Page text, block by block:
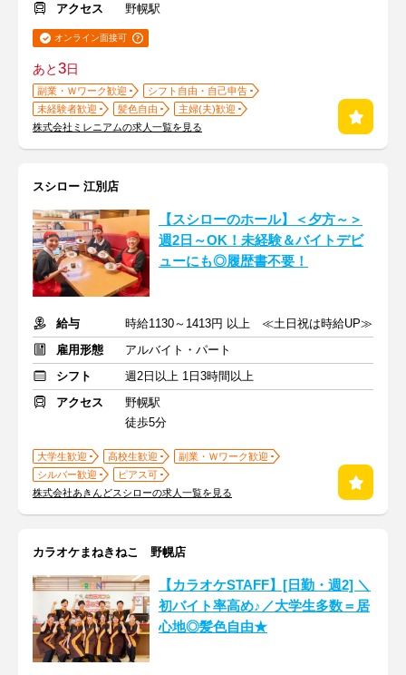
アクセス
野幌駅
オンライン面接可
あと3日
副業・Ｗワーク歓迎
シフト自由・自己申告
未経験者歓迎
髪色自由
主婦(夫)歓迎
株式会社ミレニアムの求人一覧を見る
スシロー 江別店
【スシローのホール】＜夕方～＞
週2日～OK！未経験＆バイトデビ
ューにも◎履歴書不要！
給与
時給1130～1413円 以上 ≪土日祝は時給UP≫
雇用形態
アルバイト・パート
シフト
週2日以上 1日3時間以上
アクセス
野幌駅
徒歩5分
大学生歓迎 高校生歓迎
副業・Ｗワーク歓迎
シルバー歓迎
ピアス可
株式会社あきんどスシローの求人一覧を見る
カラオケまねきねこ 野幌店
【カラオケSTAFF】[日勤・週2] ＼
初バイト率高め♪／大学生多数＝居
心地◎髪色自由★